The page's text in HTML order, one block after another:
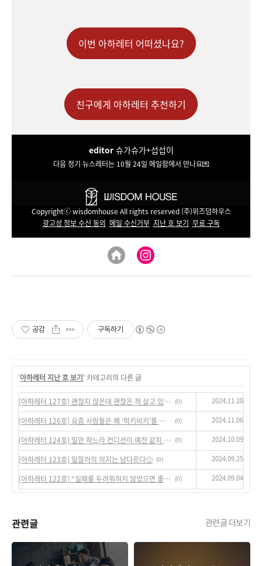
이번 아하레터 어떠셨나요?
친구에게 아하레터 추천하기
editor 슈가슈가+섭섭이
다음 정기 뉴스레터는 10월 24일 메일함에서 만나요💌
Copyrightⓒ wisdomhouse All rights reserved (주)위즈덤하우스
광고성 정보 수신 동의 메일 수신거부 지난 호 보기 무료 구독
공감 구독하기
'아하레터 지난 호 보기' 카테고리의 다른 글
[아하레터 127호] 괜찮지 않은데 괜찮은 척 살고 있나요?🤦‍♀️ (0) 2024.11.20
[아하레터 126호] 요즘 사람들은 왜 ‘럭키비키’를 외치고 ‘저속노화’를 추구할까? (0) 2024.11.06
[아하레터 124호] 일만 하느라 컨디션이 예전 같지 않다면⏰ (0) 2024.10.09
[아하레터 123호] 일잘러의 의지는 남다르다🙂 (0) 2024.09.25
[아하레터 122호] “실패를 두려워하지 않았으면 좋겠다”🎙 (0) 2024.09.04
관련글 관련글 더보기